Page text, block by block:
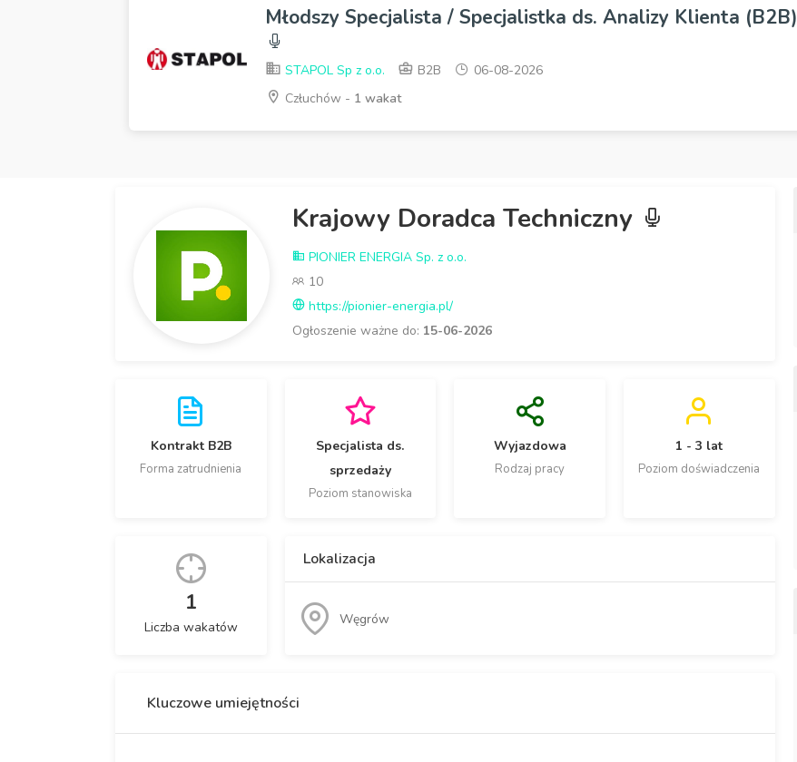
Młodszy Specjalista / Specjalistka ds. Analizy Klienta (B2B)
STAPOL Sp z o.o. B2B
06-08-2026
Człuchów - 1 wakat
Krajowy Doradca Techniczny
PIONIER ENERGIA Sp. z o.o.
10
https://pionier-energia.pl/
Ogłoszenie ważne do: 15-06-2026
Kontrakt B2B
Forma zatrudnienia
Specjalista ds.
sprzedaży
Poziom stanowiska
Wyjazdowa
Rodzaj pracy
1 - 3 lat
Poziom doświadczenia
1
Liczba wakatów
Lokalizacja
Węgrów
Kluczowe umiejętności